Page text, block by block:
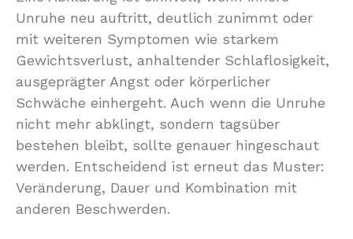
Unruhe neu auftritt, deutlich zunimmt oder
mit weiteren Symptomen wie starkem
Gewichtsverlust, anhaltender Schlaflosigkeit,
ausgeprägter Angst oder körperlicher
Schwäche einhergeht. Auch wenn die Unruhe
nicht mehr abklingt, sondern tagsüber
bestehen bleibt, sollte genauer hingeschaut
werden. Entscheidend ist erneut das Muster:
Veränderung, Dauer und Kombination mit
anderen Beschwerden.